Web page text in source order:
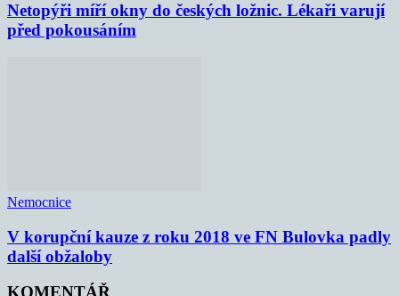
Netopýři míří okny do českých ložnic. Lékaři varují
před pokousáním
Nemocnice
V korupční kauze z roku 2018 ve FN Bulovka padly
další obžaloby